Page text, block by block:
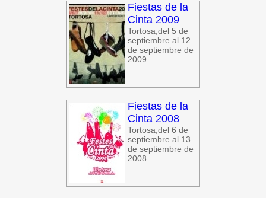
Fiestas de la
Cinta 2009
Tortosa,del 5 de
septiembre al 12
de septiembre de
2009
Fiestas de la
Cinta 2008
Tortosa,del 6 de
septiembre al 13
de septiembre de
2008